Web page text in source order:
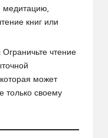
медитацию,
книг или
Ограничьте чтение
может
только своему